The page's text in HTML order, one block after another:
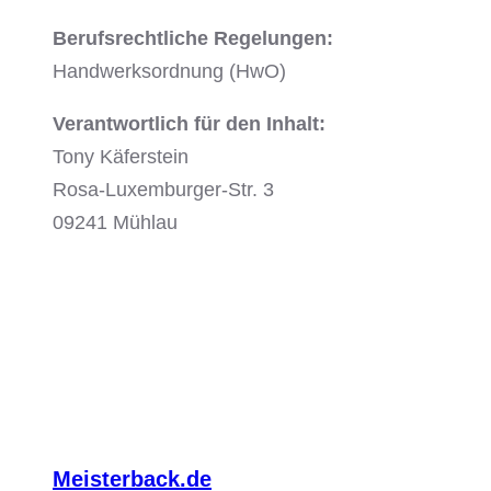
Berufsrechtliche Regelungen:
Handwerksordnung (HwO)
Verantwortlich für den Inhalt:
Tony Käferstein
Rosa-Luxemburger-Str. 3
09241 Mühlau
Meisterback.de